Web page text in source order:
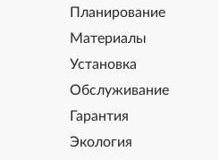
Планирование
Материалы
Установка
Обслуживание
Гарантия
Экология